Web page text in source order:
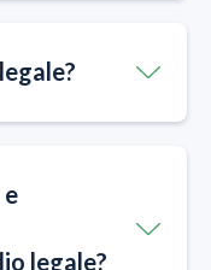
legale?